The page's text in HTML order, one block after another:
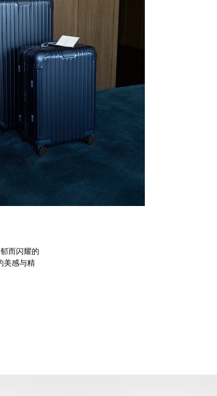
而闪耀的
美感与精